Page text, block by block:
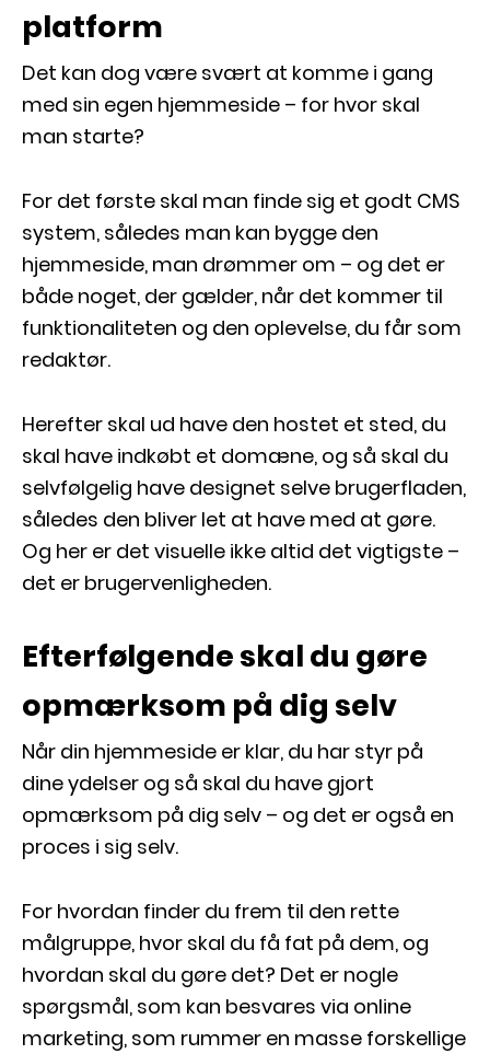
platform
Det kan dog være svært at komme i gang
med sin egen hjemmeside – for hvor skal
man starte?
For det første skal man finde sig et godt CMS
system, således man kan bygge den
hjemmeside, man drømmer om – og det er
både noget, der gælder, når det kommer til
funktionaliteten og den oplevelse, du får som
redaktør.
Herefter skal ud have den hostet et sted, du
skal have indkøbt et domæne, og så skal du
selvfølgelig have designet selve brugerfladen,
således den bliver let at have med at gøre.
Og her er det visuelle ikke altid det vigtigste –
det er brugervenligheden.
Efterfølgende skal du gøre
opmærksom på dig selv
Når din hjemmeside er klar, du har styr på
dine ydelser og så skal du have gjort
opmærksom på dig selv – og det er også en
proces i sig selv.
For hvordan finder du frem til den rette
målgruppe, hvor skal du få fat på dem, og
hvordan skal du gøre det? Det er nogle
spørgsmål, som kan besvares via online
marketing, som rummer en masse forskellige